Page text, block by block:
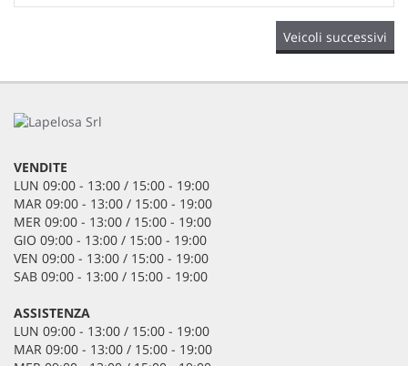
122.000 Km • Cambio Automatico (6) • Rosso Rubino metallizzato
• 5 Porte • ABS • Airbag • Airbag laterali • Airbag Passeggero •
Airbag testa • Alzacristalli elettrici • Autoradio • Bluetooth • Cerchi
Fendinebbia • Filtro antiparticolato • Head-up display •
posteriore sdoppiato • Servosterzo • Navigatore satellitare •
Veicoli successivi
VENDITE
LUN 09:00 - 13:00 / 15:00 - 19:00
MAR 09:00 - 13:00 / 15:00 - 19:00
MER 09:00 - 13:00 / 15:00 - 19:00
GIO 09:00 - 13:00 / 15:00 - 19:00
VEN 09:00 - 13:00 / 15:00 - 19:00
SAB 09:00 - 13:00 / 15:00 - 19:00
ASSISTENZA
LUN 09:00 - 13:00 / 15:00 - 19:00
MAR 09:00 - 13:00 / 15:00 - 19:00